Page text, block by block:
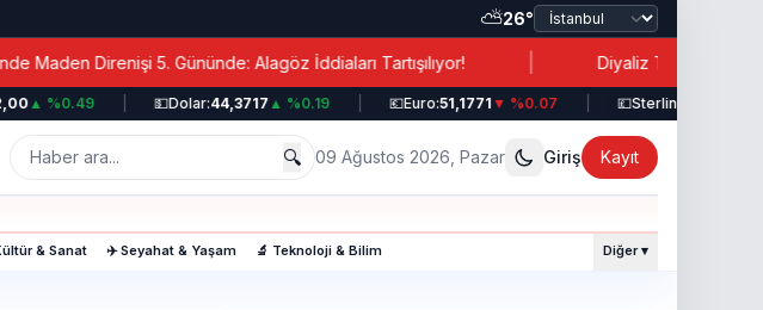
⛅26°
5. Gününde: Alagöz İddiaları Tartışılıyor! | Diyaliz Tedavisinde Şok İhmal:
%0.49 | Dolar:44,3717▲ %0.19 | Euro:51,1771▼ %0.07 | Sterlin:58,9528
🔍 09 Ağustos 2026, Pazar Giriş Kayıt
& Sanat ✈️ Seyahat & Yaşam 🔬 Teknoloji & Bilim Diğer ▾